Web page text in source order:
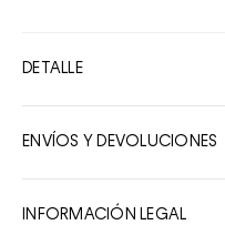
DETALLE
ENVÍOS Y DEVOLUCIONES
INFORMACIÓN LEGAL